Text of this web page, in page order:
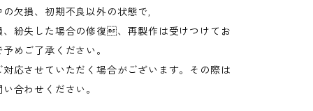
欠損、初期不良以外の状態で,
、紛失した場合の修復、再製作は受けつけてお
めご了承ください。
応させていただく場合がございます。その際は
合わせください。